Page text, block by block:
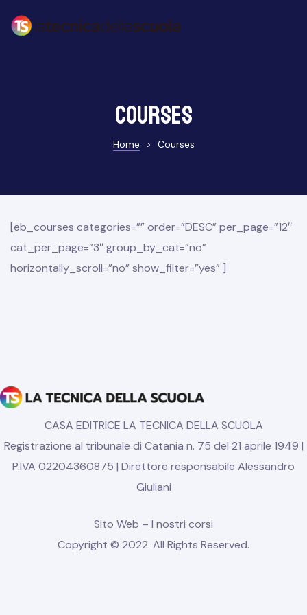
Courses
Home > Courses
[eb_courses categories=”” order=”DESC” per_page=”12″
cat_per_page=”3″ group_by_cat=”no”
horizontally_scroll=”no” show_filter=”yes” ]
CASA EDITRICE LA TECNICA DELLA SCUOLA
Registrazione al tribunale di Catania n. 75 del 21 aprile 1949 |
P.IVA 02204360875 | Direttore responsabile Alessandro
Giuliani
Sito Web – I nostri corsi
Copyright © 2022. All Rights Reserved.